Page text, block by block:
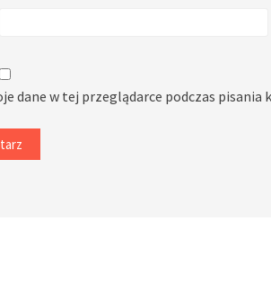
dane w tej przeglądarce podczas pisania